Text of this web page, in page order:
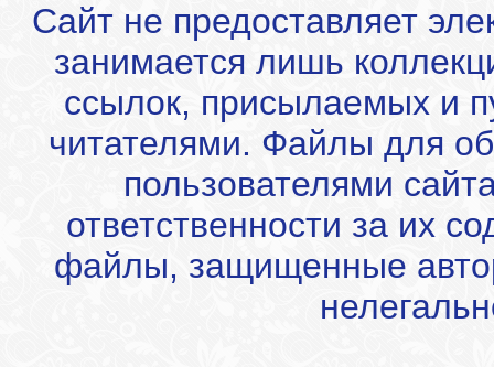
Сайт не предоставляет
занимается лишь
ссылок, присылаемых и
читателями. Файлы для
пользователями
ответственности за их
файлы, защищенные